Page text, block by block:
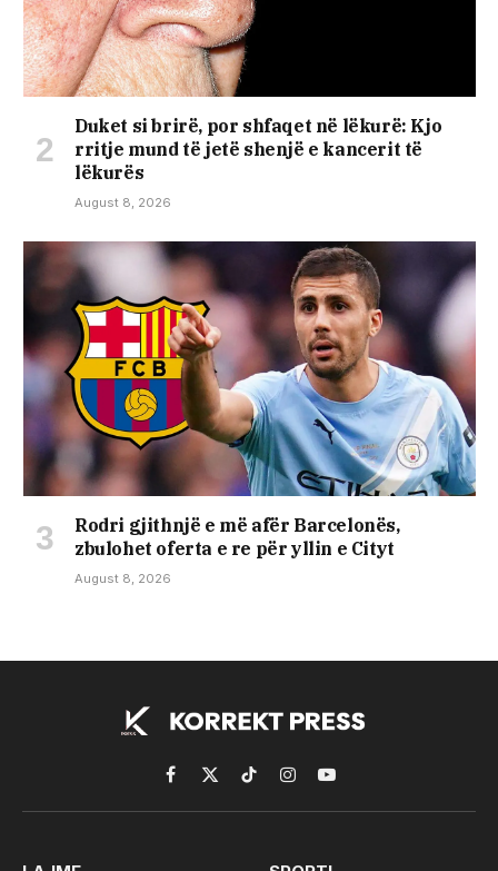
Duket si brirë, por shfaqet në lëkurë: Kjo
rritje mund të jetë shenjë e kancerit të
lëkurës
August 8, 2026
Rodri gjithnjë e më afër Barcelonës,
zbulohet oferta e re për yllin e Cityt
August 8, 2026
Facebook
X
(Twitter)
TikTokInstagramYouTube